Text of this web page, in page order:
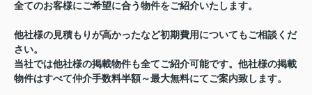
全てのお客様にご希望に合う物件をご紹介いたします。
他社様の見積もりが高かったなど初期費用についてもご相談くだ
さい。
当社では他社様の掲載物件も全てご紹介可能です。他社様の掲載
物件はすべて仲介手数料半額～最大無料にてご案内致します。